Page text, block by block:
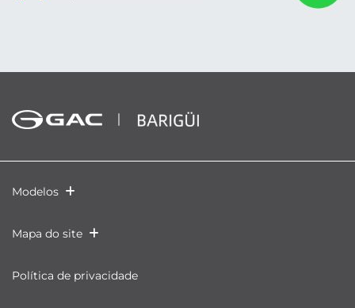
Modelos
Mapa do site
Política de privacidade